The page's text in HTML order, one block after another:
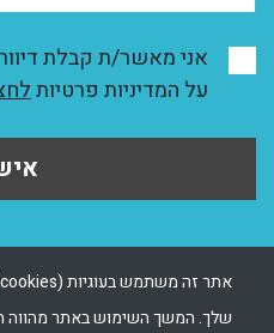
אני מאשר/ת קבלת
על המדיניות פרטיות
שלך. המשך השימוש באתר מהווה